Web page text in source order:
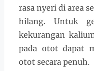
rasa nyeri di area
hilang. Untuk
kekurangan
pada otot dapat
otot secara penuh.